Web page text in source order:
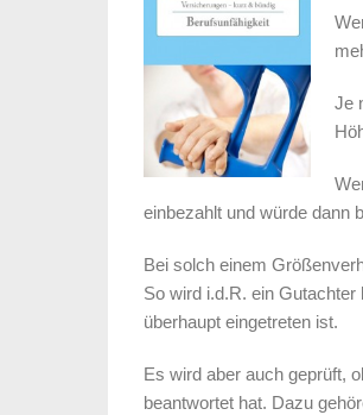
Je
einbezahlt und würde dann
Bei solch einem
So wird i.d.R. ein
überhaupt eingetreten ist.
Es wird aber auch geprüft,
beantwortet hat. Dazu